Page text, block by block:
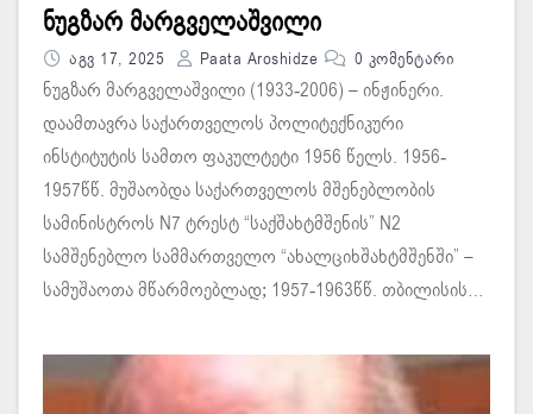
ნუგზარ მარგველაშვილი
Აგვ 17, 2025 Paata Aroshidze 0 Კომენტარი
ნუგზარ მარგველაშვილი (1933-2006) – ინჟინერი.
დაამთავრა საქართველოს პოლიტექნიკური
ინსტიტუტის სამთო ფაკულტეტი 1956 წელს. 1956-
1957წწ. მუშაობდა საქართველოს მშენებლობის
სამინისტროს N7 ტრესტ “საქშახტმშენის” N2
სამშენებლო სამმართველო “ახალციხშახტმშენში” –
სამუშაოთა მწარმოებლად; 1957-1963წწ. თბილისის…